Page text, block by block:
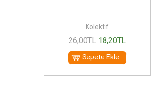
Kolektif
26,00TL 18,20TL
Sepete Ekle